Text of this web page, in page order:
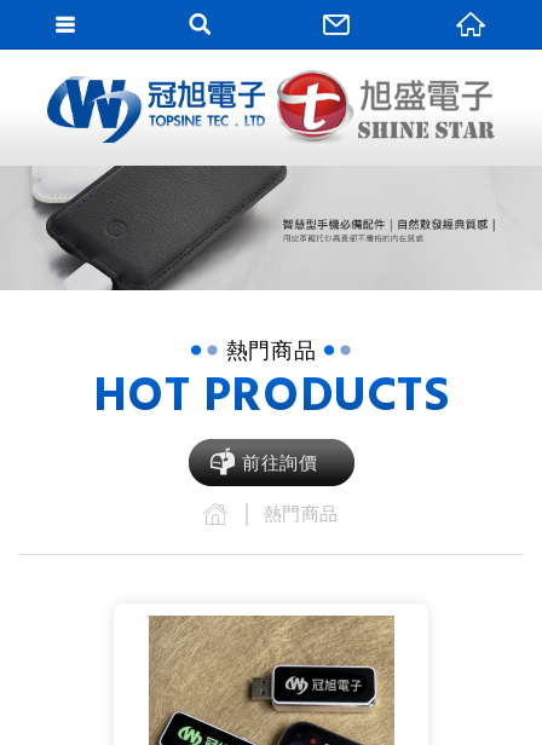
網站名稱
熱門商品
HOT PRODUCTS
前往詢價
熱門商品